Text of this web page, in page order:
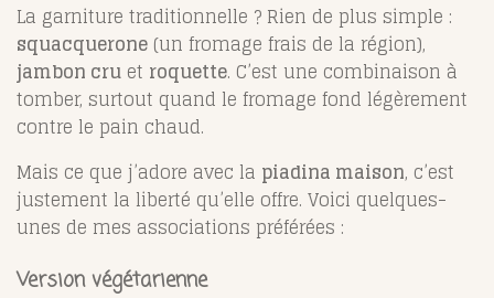
La garniture traditionnelle ? Rien de plus simple :
squacquerone (un fromage frais de la région),
jambon cru et roquette. C’est une combinaison à
tomber, surtout quand le fromage fond légèrement
contre le pain chaud.
Mais ce que j’adore avec la piadina maison, c’est
justement la liberté qu’elle offre. Voici quelques-
unes de mes associations préférées :
Version végétarienne